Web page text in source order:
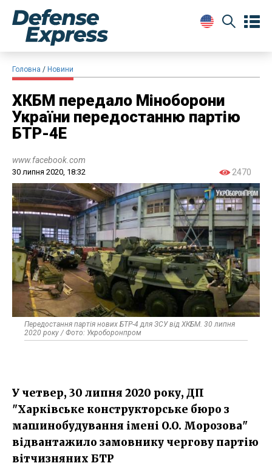
Головна Новини
ХКБМ передало Міноборони
України передостанню партію
БТР-4Е
www.facebook.com
30 липня 2020, 18:32 2470
Передостання партія нових БТР-4 для ЗСУ від ХКБМ. 30 липня
2020 року / Фото: Укроборонпром
У четвер, 30 липня 2020 року, ДП
"Харківське конструкторське бюро з
машинобудування імені O.O. Морозова"
відвантажило замовнику чергову партію
вітчизняних БТР